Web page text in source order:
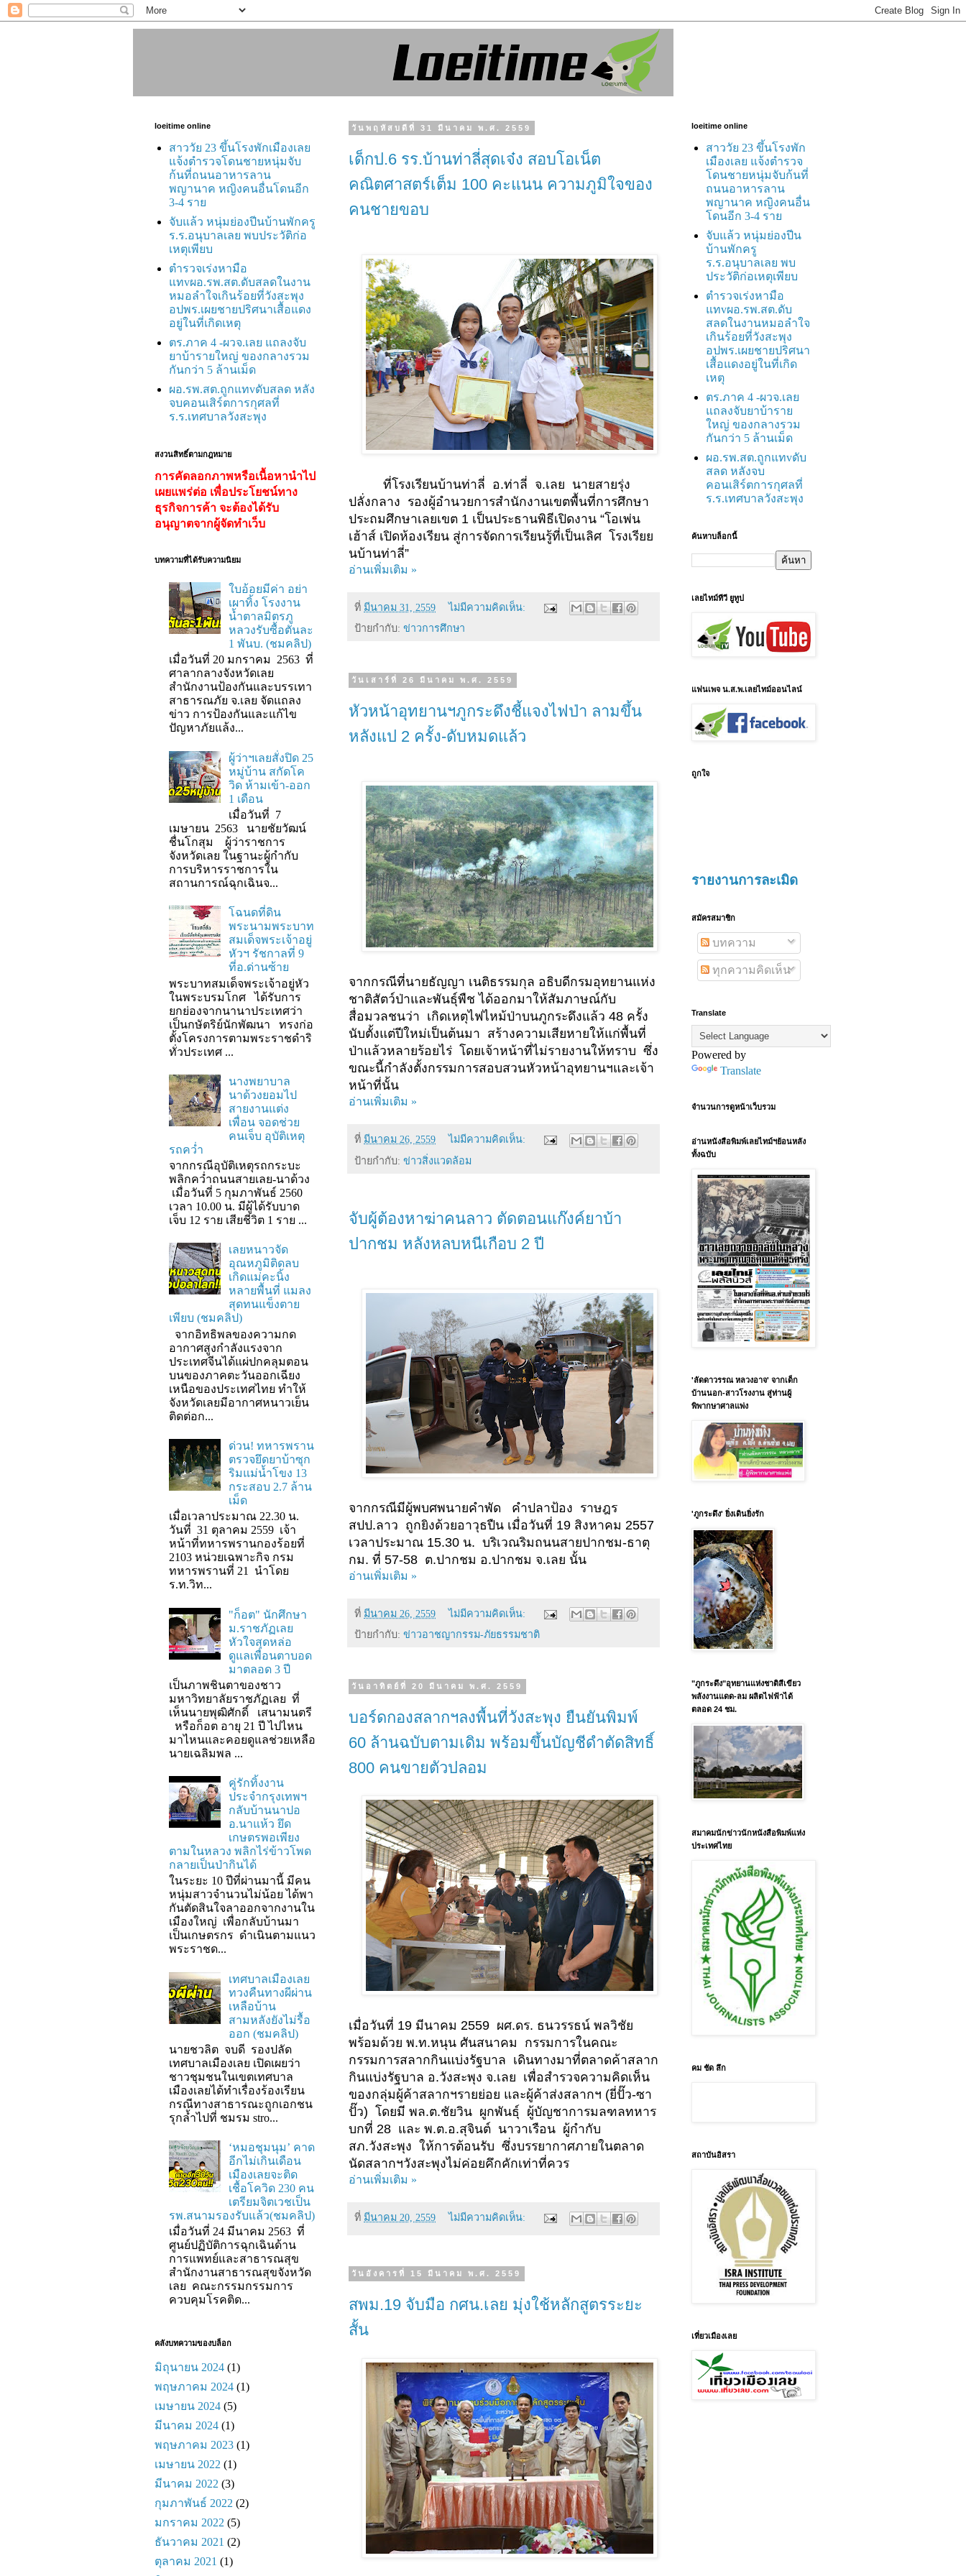
วันพฤหัสบดีที่ 31 มีนาคม พ.ศ. 2559
เด็กป.6 รร.บ้านท่าลี่สุดเจ๋ง สอบโอเน็ต
คณิตศาสตร์เต็ม 100 คะแนน ความภูมิใจของ
คนชายขอบ
ที่โรงเรียนบ้านท่าลี่ อ.ท่าลี่ จ.เลย นายสายรุ่ง
ปลั่งกลาง รองผู้อำนวยการสำนักงานเขตพื้นที่การศึกษา
ประถมศึกษาเลยเขต 1 เป็นประธานพิธีเปิดงาน “โอเพ่น
เฮ้าส์ เปิดห้องเรียน สู่การจัดการเรียนรู้ที่เป็นเลิศ โรงเรียย
นบ้านท่าลี่”
อ่านเพิ่มเติม »
ที่ มีนาคม 31, 2559
ไม่มีความคิดเห็น:
ป้ายกำกับ: ข่าวการศึกษา
วันเสาร์ที่ 26 มีนาคม พ.ศ. 2559
หัวหน้าอุทยานฯภูกระดึงชี้แจงไฟป่า ลามขึ้น
หลังแป 2 ครั้ง-ดับหมดแล้ว
จากกรณีที่นายธัญญา เนติธรรมกุล อธิบดีกรมอุทยานแห่ง
ชาติสัตว์ป่าและพันธุ์พืช ได้ออกมาให้สัมภาษณ์กับ
สื่อมวลชนว่า เกิดเหตุไฟไหม้ป่าบนภูกระดึงแล้ว 48 ครั้ง
นับตั้งแต่ปีใหม่เป็นต้นมา สร้างความเสียหายให้แก่พื้นที่
ป่าแล้วหลายร้อยไร่ โดยเจ้าหน้าที่ไม่รายงานให้ทราบ ซึ่ง
ขณะนี้กำลังตั้งกรรมการสอบสวนหัวหน้าอุทยานฯและเจ้า
หน้าที่นั้น
อ่านเพิ่มเติม »
ที่ มีนาคม 26, 2559
ไม่มีความคิดเห็น:
ป้ายกำกับ: ข่าวสิ่งแวดล้อม
จับผู้ต้องหาฆ่าคนลาว ตัดตอนแก๊งค์ยาบ้า
ปากชม หลังหลบหนีเกือบ 2 ปี
จากกรณีมีผู้พบศพนายคำพัด คำปลาป้อง ราษฎร
สปป.ลาว ถูกยิงด้วยอาวุธปืน เมื่อวันที่ 19 สิงหาคม 2557
เวลาประมาณ 15.30 น. บริเวณริมถนนสายปากชม-ธาตุ
กม. ที่ 57-58 ต.ปากชม อ.ปากชม จ.เลย นั้น
อ่านเพิ่มเติม »
ที่ มีนาคม 26, 2559
ไม่มีความคิดเห็น:
ป้ายกำกับ: ข่าวอาชญากรรม-ภัยธรรมชาติ
วันอาทิตย์ที่ 20 มีนาคม พ.ศ. 2559
บอร์ดกองสลากฯลงพื้นที่วังสะพุง ยืนยันพิมพ์
60 ล้านฉบับตามเดิม พร้อมขึ้นบัญชีดำตัดสิทธิ์
800 คนขายตัวปลอม
เมื่อวันที่ 19 มีนาคม 2559 ผศ.ดร. ธนวรรธน์ พลวิชัย
พร้อมด้วย พ.ท.หนุน ศันสนาคม กรรมการในคณะ
กรรมการสลากกินแบ่งรัฐบาล เดินทางมาที่ตลาดค้าสลาก
กินแบ่งรัฐบาล อ.วังสะพุง จ.เลย เพื่อสำรวจความคิดเห็น
ของกลุ่มผู้ค้าสลากฯรายย่อย และผู้ค้าส่งสลากฯ (ยี่ปั๊ว-ซา
ปั๊ว) โดยมี พล.ต.ชัยวิน ผูกพันธุ์ ผู้บัญชาการมลฑลทหาร
บกที่ 28 และ พ.ต.อ.สุจินต์ นาวาเรือน ผู้กำกับ
สภ.วังสะพุง ให้การต้อนรับ ซึ่งบรรยากาศภายในตลาด
นัดสลากฯวังสะพุงไม่ค่อยคึกคักเท่าที่ควร
อ่านเพิ่มเติม »
ที่ มีนาคม 20, 2559 ไม่มีความคิดเห็น:
วันอังคารที่ 15 มีนาคม พ.ศ. 2559
สพม.19 จับมือ กศน.เลย มุ่งใช้หลักสูตรระยะ
สั้น
loeitime online
สาววัย 23 ขึ้นโรงพักเมืองเลย
แจ้งตำรวจโดนชายหนุ่มจับ
ก้นที่ถนนอาหารลาน
พญานาค หญิงคนอื่นโดนอีก
3-4 ราย
จับแล้ว หนุ่มย่องปีนบ้านพักครู
ร.ร.อนุบาลเลย พบประวัติก่อ
เหตุเพียบ
ตำรวจเร่งหามือ
แทvผอ.รพ.สต.ดับสลดในงาน
หมอลำใจเกินร้อยที่วังสะพุง
อปพร.เผยชายปริศนาเสื้อแดง
อยู่ในที่เกิดเหตุ
ตร.ภาค 4 -ผวจ.เลย แถลงจับ
ยาบ้ารายใหญ่ ของกลางรวม
กันกว่า 5 ล้านเม็ด
ผอ.รพ.สต.ถูกแทvดับสลด หลัง
จบคอนเสิร์ตการกุศลที่
ร.ร.เทศบาลวังสะพุง
สงวนสิทธิ์ตามกฎหมาย
การคัดลอกภาพหรือเนื้อหานำไป
เผยแพร่ต่อ เพื่อประโยชน์ทาง
ธุรกิจการค้า จะต้องได้รับ
อนุญาตจากผู้จัดทำเว็บ
บทความที่ได้รับความนิยม
ใบอ้อยมีค่า อย่า
เผาทิ้ง โรงงาน
น้ำตาลมิตรภู
หลวงรับซื้อตันละ
1 พันบ. (ชมคลิป)
เมื่อวันที่ 20 มกราคม 2563 ที่
ศาลากลางจังหวัดเลย
สำนักงานป้องกันและบรรเทา
สาธารณภัย จ.เลย จัดแถลง
ข่าว การป้องกันและแก้ไข
ปัญหาภัยแล้ง...
ผู้ว่าฯเลยสั่งปิด 25
หมู่บ้าน สกัดโค
วิด ห้ามเข้า-ออก
1 เดือน
เมื่อวันที่ 7
เมษายน 2563 นายชัยวัฒน์
ชื่นโกสุม ผู้ว่าราชการ
จังหวัดเลย ในฐานะผู้กํากับ
การบริหารราชการใน
สถานการณ์ฉุกเฉินจ...
โฉนดที่ดิน
พระนามพระบาท
สมเด็จพระเจ้าอยู่
หัวฯ รัชกาลที่ 9
ที่อ.ด่านซ้าย
พระบาทสมเด็จพระเจ้าอยู่หัว
ในพระบรมโกศ ได้รับการ
ยกย่องจากนานาประเทศว่า
เป็นกษัตริย์นักพัฒนา ทรงก่อ
ตั้งโครงการตามพระราชดำริ
ทั่วประเทศ ...
นางพยาบาล
นาด้วงยอมไป
สายงานแต่ง
เพื่อน จอดช่วย
คนเจ็บ อุบัติเหตุ
รถคว่ำ
จากกรณีอุบัติเหตุรถกระบะ
พลิกคว่ำถนนสายเลย-นาด้วง
เมื่อวันที่ 5 กุมภาพันธ์ 2560
เวลา 10.00 น. มีผู้ได้รับบาด
เจ็บ 12 ราย เสียชีวิต 1 ราย ...
เลยหนาวจัด
อุณหภูมิติดลบ
เกิดแม่คะนิ้ง
หลายพื้นที่ แมลง
สุดทนแข็งตาย
เพียบ (ชมคลิป)
จากอิทธิพลของความกด
อากาศสูงกำลังแรงจาก
ประเทศจีนได้แผ่ปกคลุมตอน
บนของภาคตะวันออกเฉียง
เหนือของประเทศไทย ทำให้
จังหวัดเลยมีอากาศหนาวเย็น
ติดต่อก...
ด่วน! ทหารพราน
ตรวจยึดยาบ้าซุก
ริมแม่น้ำโขง 13
กระสอบ 2.7 ล้าน
เม็ด
เมื่อเวลาประมาณ 22.30 น.
วันที่ 31 ตุลาคม 2559 เจ้า
หน้าที่ทหารพรานกองร้อยที่
2103 หน่วยเฉพาะกิจ กรม
ทหารพรานที่ 21 นำโดย
ร.ท.วิท...
"ก็อต" นักศึกษา
ม.ราชภัฏเลย
หัวใจสุดหล่อ
ดูแลเพื่อนตาบอด
มาตลอด 3 ปี
เป็นภาพชินตาของชาว
มหาวิทยาลัยราชภัฏเลย ที่
เห็นนายพุฒิศักดิ์ เสนามนตรี
หรือก็อต อายุ 21 ปี ไปไหน
มาไหนและคอยดูแลช่วยเหลือ
นายเฉลิมพล ...
คู่รักทิ้งงาน
ประจำกรุงเทพฯ
กลับบ้านนาปอ
อ.นาแห้ว ยึด
เกษตรพอเพียง
ตามในหลวง พลิกไร่ข้าวโพด
กลายเป็นป่ากินได้
ในระยะ 10 ปีที่ผ่านมานี้ มีคน
หนุ่มสาวจำนวนไม่น้อย ได้พา
กันตัดสินใจลาออกจากงานใน
เมืองใหญ่ เพื่อกลับบ้านมา
เป็นเกษตรกร ดำเนินตามแนว
พระราชด...
เทศบาลเมืองเลย
ทวงคืนทางผีผ่าน
เหลือบ้าน
สามหลังยังไม่รื้อ
ออก (ชมคลิป)
นายชวลิต จบดี รองปลัด
เทศบาลเมืองเลย เปิดเผยว่า
ชาวชุมชนในเขตเทศบาล
เมืองเลยได้ทำเรื่องร้องเรียน
กรณีทางสาธารณะถูกเอกชน
รุกล้ำไปที่ ชมรม stro...
‘หมอชุมนุม’ คาด
อีกไม่เกินเดือน
เมืองเลยจะติด
เชื้อโควิด 230 คน
เตรียมจิตเวชเป็น
รพ.สนามรองรับแล้ว(ชมคลิป)
เมื่อวันที่ 24 มีนาคม 2563 ที่
ศูนย์ปฏิบัติการฉุกเฉินด้าน
การแพทย์และสาธารณสุข
สำนักงานสาธารณสุขจังหวัด
เลย คณะกรรมกรรมการ
ควบคุมโรคติด...
คลังบทความของบล็อก
มิถุนายน 2024 (1)
พฤษภาคม 2024 (1)
เมษายน 2024 (5)
มีนาคม 2024 (1)
พฤษภาคม 2023 (1)
เมษายน 2022 (1)
มีนาคม 2022 (3)
กุมภาพันธ์ 2022 (2)
มกราคม 2022 (5)
ธันวาคม 2021 (2)
ตุลาคม 2021 (1)
loeitime online
สาววัย 23 ขึ้นโรงพัก
เมืองเลย แจ้งตำรวจ
โดนชายหนุ่มจับก้นที่
ถนนอาหารลาน
พญานาค หญิงคนอื่น
โดนอีก 3-4 ราย
จับแล้ว หนุ่มย่องปีน
บ้านพักครู
ร.ร.อนุบาลเลย พบ
ประวัติก่อเหตุเพียบ
ตำรวจเร่งหามือ
แทvผอ.รพ.สต.ดับ
สลดในงานหมอลำใจ
เกินร้อยที่วังสะพุง
อปพร.เผยชายปริศนา
เสื้อแดงอยู่ในที่เกิด
เหตุ
ตร.ภาค 4 -ผวจ.เลย
แถลงจับยาบ้าราย
ใหญ่ ของกลางรวม
กันกว่า 5 ล้านเม็ด
ผอ.รพ.สต.ถูกแทvดับ
สลด หลังจบ
คอนเสิร์ตการกุศลที่
ร.ร.เทศบาลวังสะพุง
ค้นหาบล็อกนี้
เลยไทม์ทีวี ยูทูป
แฟนเพจ น.ส.พ.เลยไทม์ออนไลน์
ถูกใจ
รายงานการละเมิด
สมัครสมาชิก
บทความ
ทุกความคิดเห็น
Translate
Powered by
Translate
จำนวนการดูหน้าเว็บรวม
อ่านหนังสือพิมพ์เลยไทม์ฯย้อนหลัง
ทั้งฉบับ
'ลัดดาวรรณ หลวงอาจ' จากเด็ก
บ้านนอก-สาวโรงงาน สู่ท่านผู้
พิพากษาศาลแพ่ง
'ภูกระดึง' ยิ่งเดินยิ่งรัก
"ภูกระดึง"อุทยานแห่งชาติสีเขียว
พลังงานแดด-ลม ผลิตไฟฟ้าได้
ตลอด 24 ชม.
สมาคมนักข่าวนักหนังสือพิมพ์แห่ง
ประเทศไทย
คม ชัด ลึก
สถาบันอิสรา
เที่ยวเมืองเลย